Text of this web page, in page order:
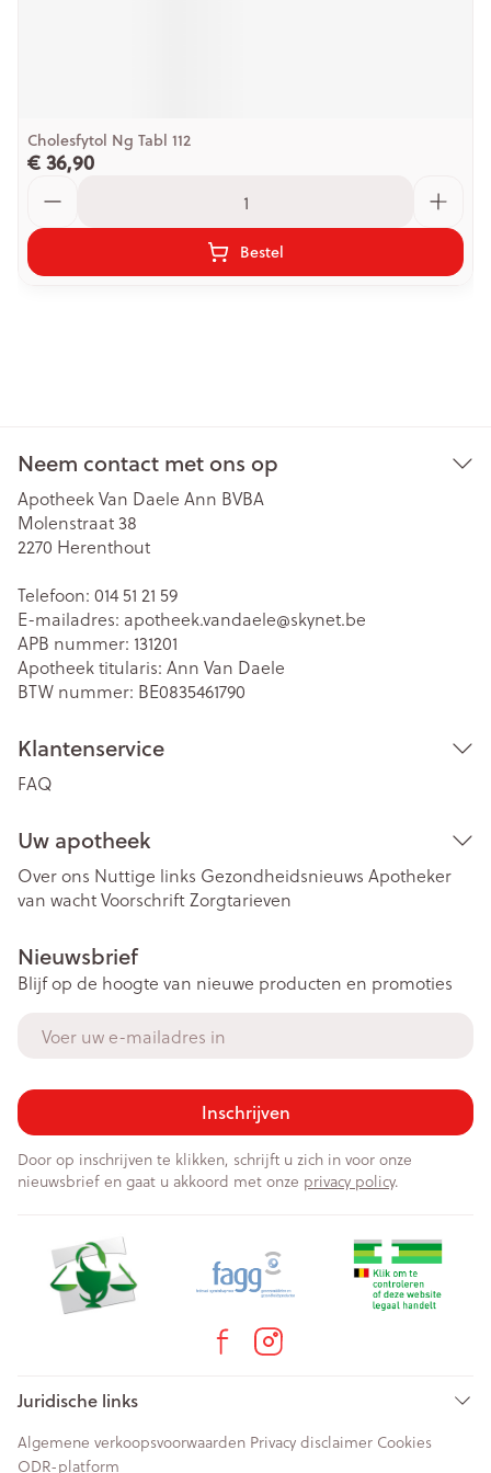
Cholesfytol Ng Tabl 112
€ 36,90
Bestel
Neem contact met ons op
Apotheek Van Daele Ann BVBA
Molenstraat 38
2270 Herenthout
Telefoon: 014 51 21 59
E-mailadres: apotheek.vandaele@skynet.be
APB nummer: 131201
Apotheek titularis: Ann Van Daele
BTW nummer: BE0835461790
Klantenservice
FAQ
Uw apotheek
Over ons Nuttige links Gezondheidsnieuws Apotheker
van wachtVoorschriftZorgtarieven
Nieuwsbrief
Blijf op de hoogte van nieuwe producten en promoties
Inschrijven
Door op inschrijven te klikken, schrijft u zich in voor onze
nieuwsbrief en gaat u akkoord met onze privacy policy.
Juridische links
Algemene verkoopsvoorwaarden Privacy disclaimer Cookies
ODR-platform